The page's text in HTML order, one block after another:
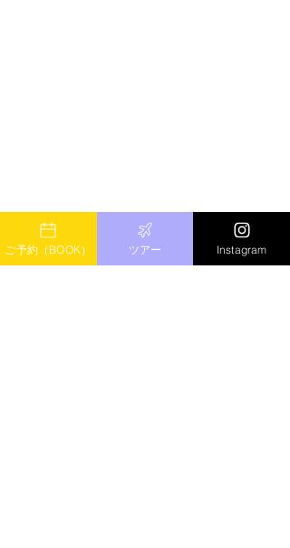
ご予約（BOOK） ツアー Instagram